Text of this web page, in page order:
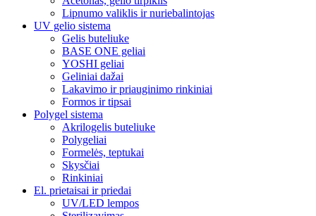
Lipnumo valiklis ir nuriebalintojas
UV gelio sistema
Gelis buteliuke
BASE ONE geliai
YOSHI geliai
Geliniai dažai
Lakavimo ir priauginimo rinkiniai
Formos ir tipsai
Polygel sistema
Akrilogelis buteliuke
Polygeliai
Formelės, teptukai
Skysčiai
Rinkiniai
El. prietaisai ir priedai
UV/LED lempos